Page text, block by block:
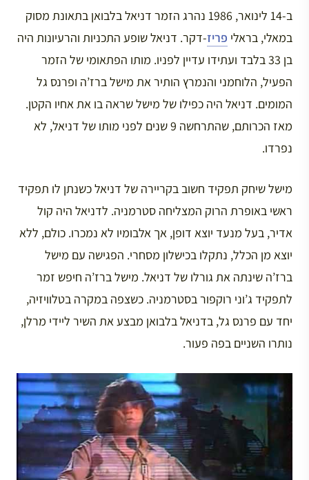
ב-14 לינואר, 1986 נהרג הזמר דניאל בלבואן בתאונת מסוק
במאלי, בראלי פריז-דקר. דניאל שופע התכניות והרעיונות היה
בן 33 בלבד ועתידו עדיין לפניו. מותו הפתאומי של הזמר
הפעיל, הלוחמני והנמרץ הותיר את מישל ברז’ה ופרנס גל
המומים. דניאל היה כפילו של מישל שראה בו את אחיו הקטן.
מאז הכרותם, שהתרחשה 9 שנים לפני מותו של דניאל, לא
נפרדו.
מישל שיחק תפקיד חשוב בקריירה של דניאל כשנתן לו תפקיד
ראשי באופרת הרוק המצליחה סטרמניה. לדניאל היה קול
אדיר, בעל מנעד יוצא דופן, אך אלבומיו לא נמכרו. כולם, ללא
יוצא מן הכלל, נתקלו בכישלון מסחרי. הפגישה עם מישל
ברז’ה שינתה את גורלו של דניאל. מישל ברז’ה חיפש זמר
לתפקיד ג’וני רוקפור בסטרמניה. כשצפה במקרה בטלוויזיה,
יחד עם פרנס גל, בדניאל בלבואן מבצע את השיר ליידי מרלן,
נותרו השניים בפה פעור.